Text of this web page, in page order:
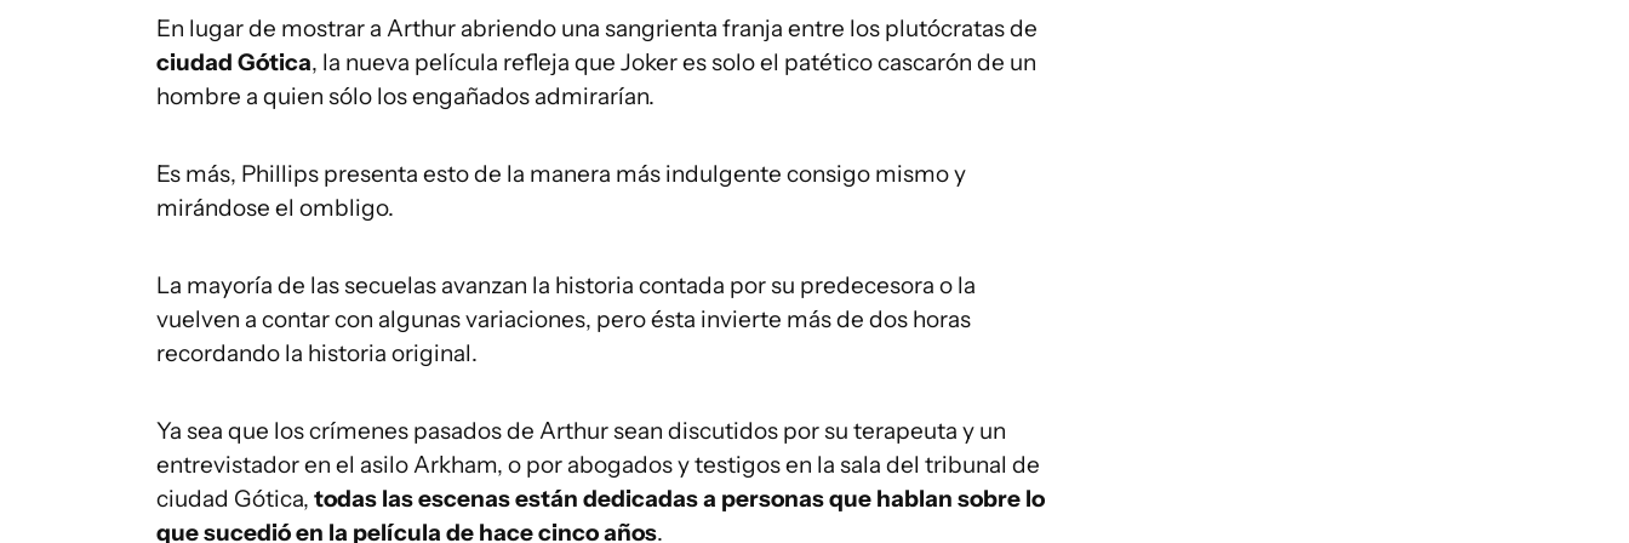
En lugar de mostrar a Arthur abriendo una sangrienta franja entre los plutócratas de
ciudad Gótica, la nueva película refleja que Joker es solo el patético cascarón de un
hombre a quien sólo los engañados admirarían.
Es más, Phillips presenta esto de la manera más indulgente consigo mismo y
mirándose el ombligo.
La mayoría de las secuelas avanzan la historia contada por su predecesora o la
vuelven a contar con algunas variaciones, pero ésta invierte más de dos horas
recordando la historia original.
Ya sea que los crímenes pasados ​​de Arthur sean discutidos por su terapeuta y un
entrevistador en el asilo Arkham, o por abogados y testigos en la sala del tribunal de
ciudad Gótica, todas las escenas están dedicadas a personas que hablan sobre lo
que sucedió en la película de hace cinco años.